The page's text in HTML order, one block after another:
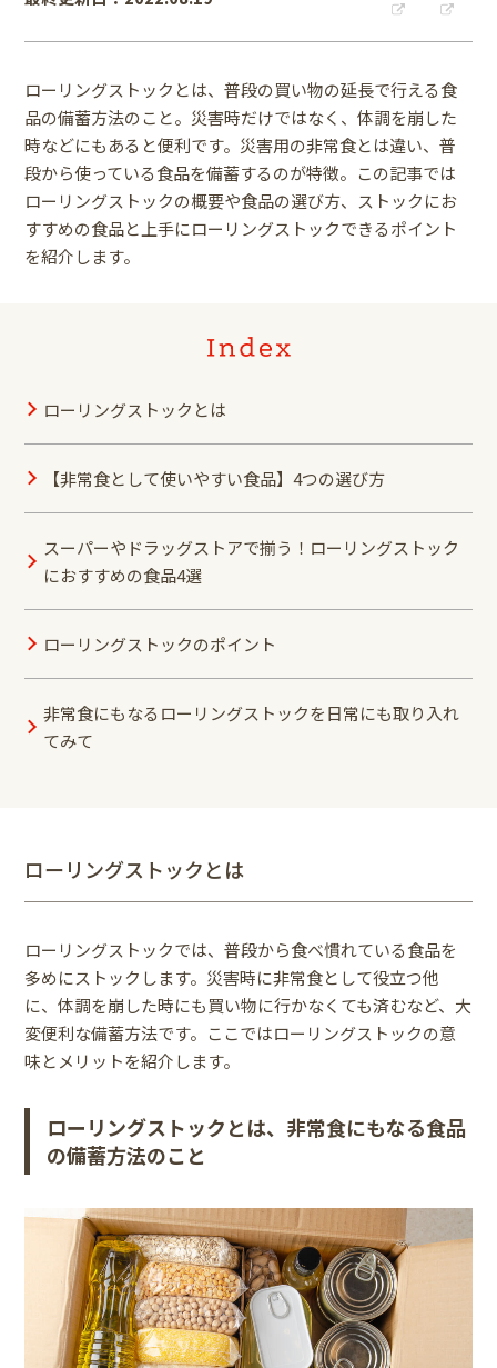
ローリングストックとは、普段の買い物の延長で行える食
品の備蓄方法のこと。災害時だけではなく、体調を崩した
時などにもあると便利です。災害用の非常食とは違い、普
段から使っている食品を備蓄するのが特徴。この記事では
ローリングストックの概要や食品の選び方、ストックにお
すすめの食品と上手にローリングストックできるポイント
を紹介します。
ローリングストックとは
【非常食として使いやすい食品】4つの選び方
スーパーやドラッグストアで揃う！ローリングストック
におすすめの食品4選
ローリングストックのポイント
非常食にもなるローリングストックを日常にも取り入れ
てみて
ローリングストックとは
ローリングストックでは、普段から食べ慣れている食品を
多めにストックします。災害時に非常食として役立つ他
に、体調を崩した時にも買い物に行かなくても済むなど、大
変便利な備蓄方法です。ここではローリングストックの意
味とメリットを紹介します。
ローリングストックとは、非常食にもなる食品
の備蓄方法のこと